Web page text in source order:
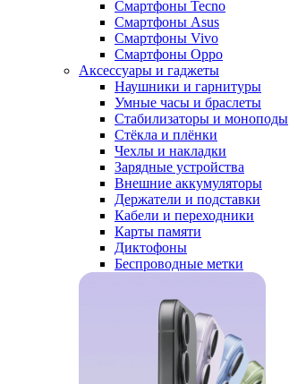
Смартфоны Tecno
Смартфоны Asus
Смартфоны Vivo
Смартфоны Oppo
Аксессуары и гаджеты
Наушники и гарнитуры
Умные часы и браслеты
Стабилизаторы и моноподы
Стёкла и плёнки
Чехлы и накладки
Зарядные устройства
Внешние аккумуляторы
Держатели и подставки
Кабели и переходники
Карты памяти
Диктофоны
Беспроводные метки